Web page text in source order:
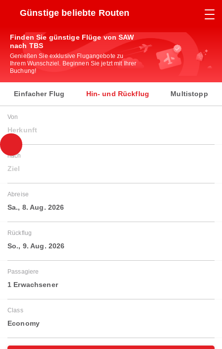
Günstige beliebte Routen
Finden Sie günstige Flüge von SAW
nach TBS
Genießen Sie exklusive Flugangebote zu
Ihrem Wunschziel. Beginnen Sie jetzt mit Ihrer
Buchung!
Einfacher Flug Hin- und Rückflug Multistopp
Von
Herkunft
nach
Ziel
Abreise
Sa., 8. Aug. 2026
Rückflug
So., 9. Aug. 2026
Passagiere
1 Erwachsener
Class
Economy